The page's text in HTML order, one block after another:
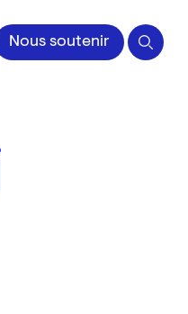
Nous soutenir